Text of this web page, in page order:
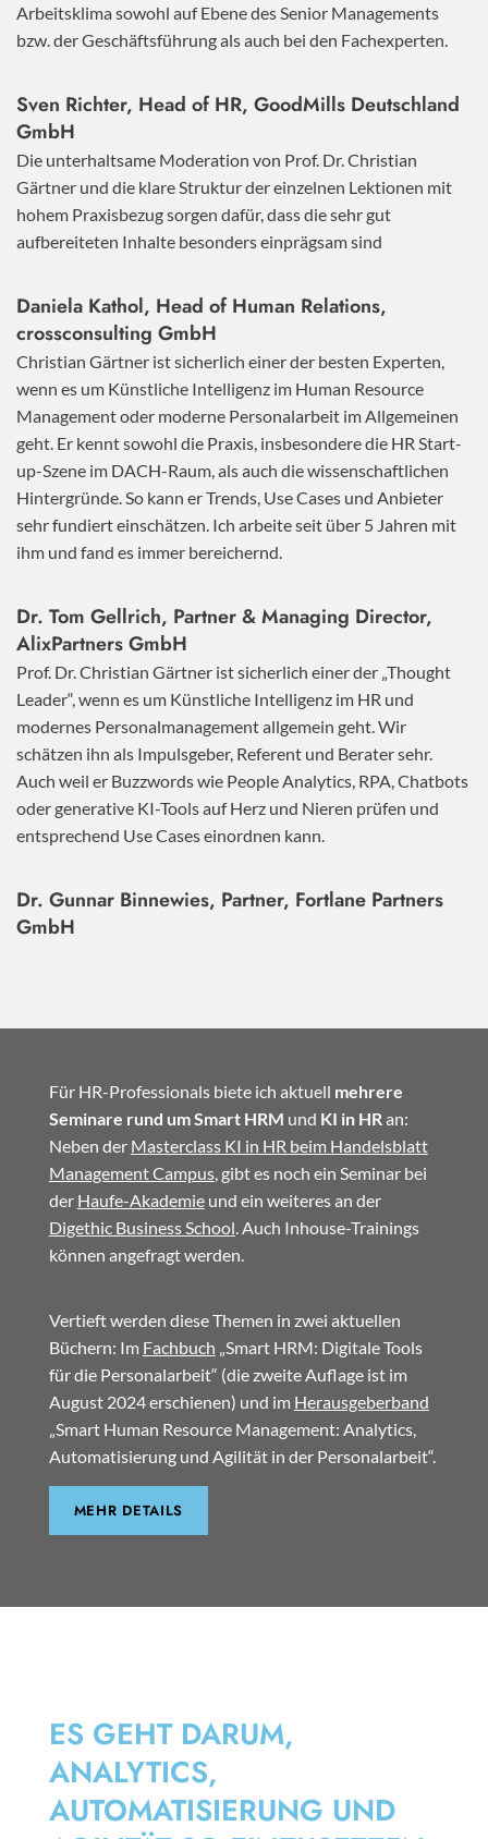
Arbeitsklima sowohl auf Ebene des Senior Managements
bzw. der Geschäftsführung als auch bei den Fachexperten.
Sven Richter, Head of HR, GoodMills Deutschland
GmbH
Die unterhaltsame Moderation von Prof. Dr. Christian
Gärtner und die klare Struktur der einzelnen Lektionen mit
hohem Praxisbezug sorgen dafür, dass die sehr gut
aufbereiteten Inhalte besonders einprägsam sind
Daniela Kathol, Head of Human Relations,
crossconsulting GmbH
Christian Gärtner ist sicherlich einer der besten Experten,
wenn es um Künstliche Intelligenz im Human Resource
Management oder moderne Personalarbeit im Allgemeinen
geht. Er kennt sowohl die Praxis, insbesondere die HR Start-
up-Szene im DACH-Raum, als auch die wissenschaftlichen
Hintergründe. So kann er Trends, Use Cases und Anbieter
sehr fundiert einschätzen. Ich arbeite seit über 5 Jahren mit
ihm und fand es immer bereichernd.
Dr. Tom Gellrich, Partner & Managing Director,
AlixPartners GmbH
Prof. Dr. Christian Gärtner ist sicherlich einer der „Thought
Leader“, wenn es um Künstliche Intelligenz im HR und
modernes Personalmanagement allgemein geht. Wir
schätzen ihn als Impulsgeber, Referent und Berater sehr.
Auch weil er Buzzwords wie People Analytics, RPA, Chatbots
oder generative KI-Tools auf Herz und Nieren prüfen und
entsprechend Use Cases einordnen kann.
Dr. Gunnar Binnewies, Partner, Fortlane Partners
GmbH
Für HR-Professionals biete ich aktuell mehrere
Seminare rund um Smart HRM und KI in HR an:
Neben der Masterclass KI in HR beim Handelsblatt
Management Campus, gibt es noch ein Seminar bei
der Haufe-Akademieund ein weiteres an der
Digethic Business School . Auch Inhouse-Trainings
können angefragt werden.
Vertieft werden diese Themen in zwei aktuellen
Büchern: Im Fachbuch „Smart HRM: Digitale Tools
für die Personalarbeit“ (die zweite Auflage ist im
August 2024 erschienen) und im Herausgeberband
„Smart Human Resource Management: Analytics,
Automatisierung und Agilität in der Personalarbeit“.
MEHR DETAILS
ES GEHT DARUM,
ANALYTICS,
AUTOMATISIERUNG UND